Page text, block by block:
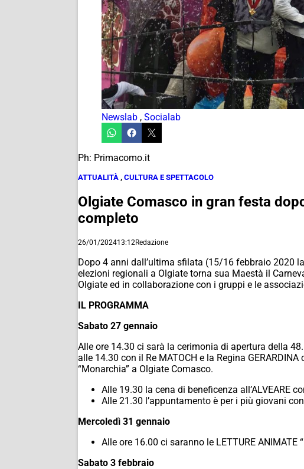
Newslab , Socialab
Ph: Primacomo.it
ATTUALITÀ , CULTURA E SPETTACOLO
Olgiate Comasco in gran festa
completo
26/01/202413:12Redazione
Dopo 4 anni dall’ultima sfilata (15/16 febbraio 2020
elezioni regionali a Olgiate torna sua Maestà il
Olgiate ed in collaborazione con i gruppi e le
IL PROGRAMMA
Sabato 27 gennaio
Alle ore 14.30 ci sarà la cerimonia di apertura della
alle 14.30 con il Re MATOCH e la Regina
“Monarchia” a Olgiate Comasco.
Alle 19.30 la cena di beneficenza all’ALVEARE
Alle 21.30 l’appuntamento è per i più giovani
Mercoledì 31 gennaio
Alle ore 16.00 ci saranno le LETTURE ANIMATE
Sabato 3 febbraio